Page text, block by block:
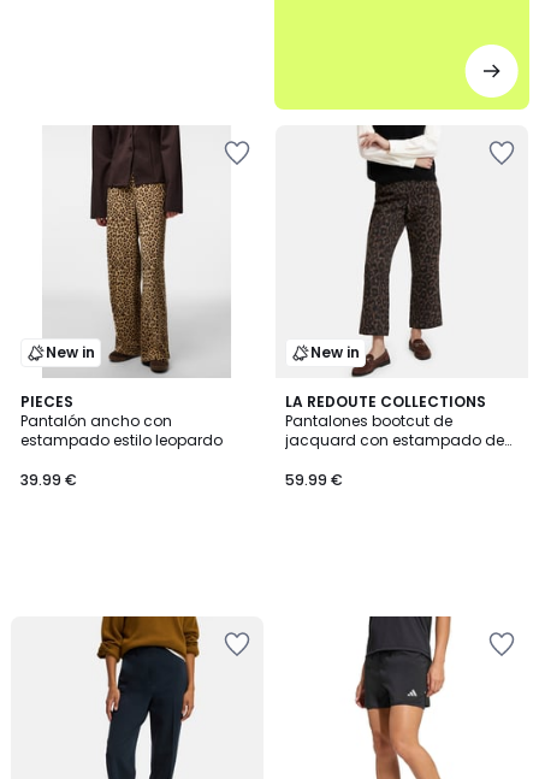
New in
PIECES
Pantalón ancho con
estampado estilo leopardo
39.99 €
New in
LA REDOUTE COLLECTIONS
Pantalones bootcut de
jacquard con estampado de
59.99 €